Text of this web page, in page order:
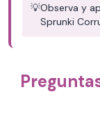
💡Observa y
Sprunki